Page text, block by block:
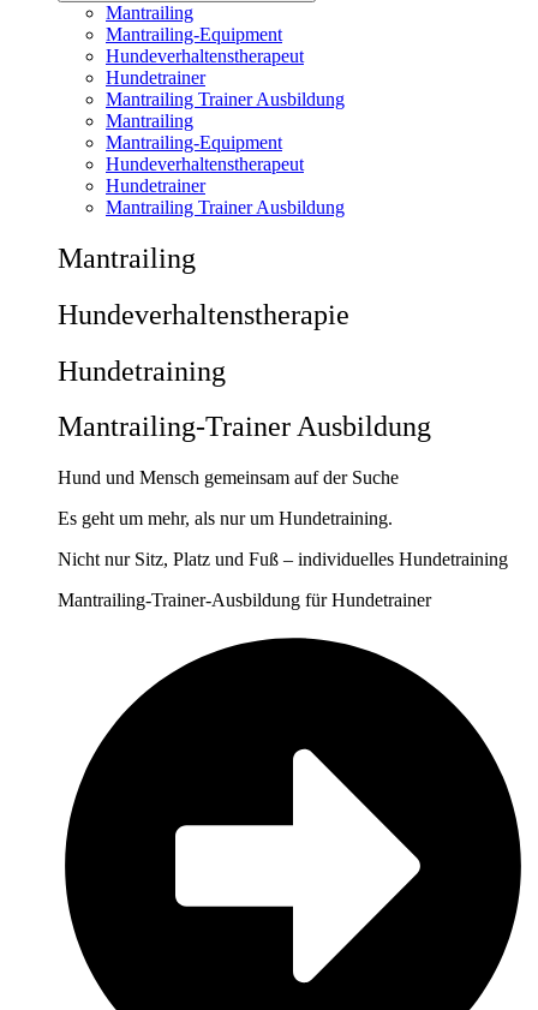
Mantrailing
Mantrailing-Equipment
Hundeverhaltenstherapeut
Hundetrainer
Mantrailing Trainer Ausbildung
Mantrailing
Mantrailing-Equipment
Hundeverhaltenstherapeut
Hundetrainer
Mantrailing Trainer Ausbildung
Mantrailing
Hunde­verhaltens­therapie
Hunde­training
Mantrailing-Trainer Ausbildung
Hund und Mensch gemeinsam auf der Suche
Es geht um mehr, als nur um Hundetraining.
Nicht nur Sitz, Platz und Fuß – individuelles Hundetraining
Mantrailing-Trainer-Ausbildung für Hundetrainer